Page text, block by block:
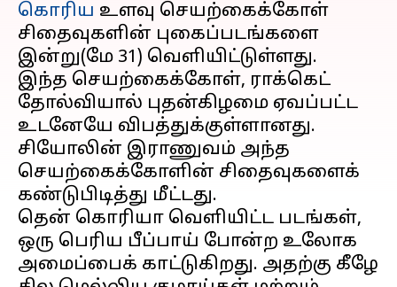
கொரிய உளவு செயற்கைக்கோள்
சிதைவுகளின் புகைப்படங்களை
இன்று(மே 31) வெளியிட்டுள்ளது.
இந்த செயற்கைக்கோள், ராக்கெட்
தோல்வியால் புதன்கிழமை ஏவப்பட்ட
உடனேயே விபத்துக்குள்ளானது.
சியோலின் இராணுவம் அந்த
செயற்கைக்கோளின் சிதைவுகளைக்
கண்டுபிடித்து மீட்டது.
தென் கொரியா வெளியிட்ட படங்கள்,
ஒரு பெரிய பீப்பாய் போன்ற உலோக
அமைப்பைக் காட்டுகிறது. அதற்கு கீழே